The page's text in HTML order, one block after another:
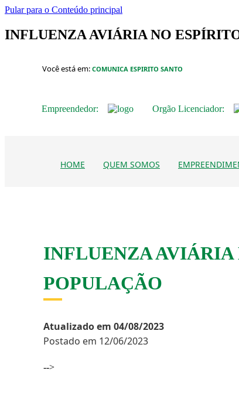
Pular para o Conteúdo principal
INFLUENZA AVIÁRIA NO
Você está em: COMUNICA ESPIRITO SANTO
Empreendedor: Orgão Licenciador:
HOME QUEM SOMOS
INFLUENZA AVIÁRIA
POPULAÇÃO
Atualizado em 04/08/2023
Postado em 12/06/2023
-->